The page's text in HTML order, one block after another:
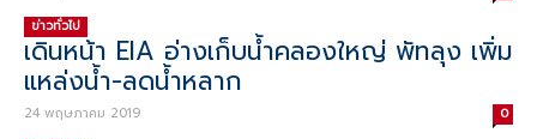
ข่าวทั่วไป
เดินหน้า EIA อ่างเก็บน้ำคลองใหญ่ พัทลุง เพิ่ม
แหล่งน้ำ-ลดน้ำหลาก
24 พฤษภาคม 2019 0